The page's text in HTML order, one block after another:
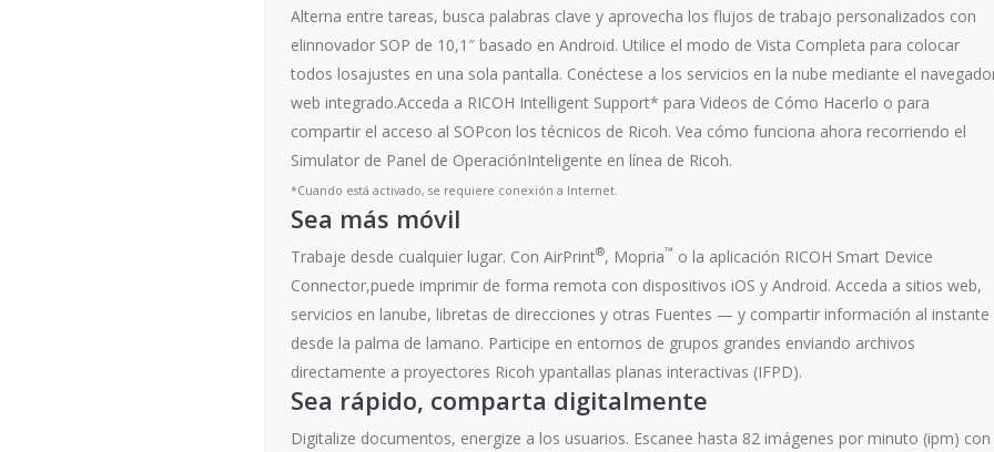
Alterna entre tareas, busca palabras clave y aprovecha los flujos de trabajo personalizados con
elinnovador SOP de 10,1″ basado en Android. Utilice el modo de Vista Completa para colocar
todos losajustes en una sola pantalla. Conéctese a los servicios en la nube mediante el
web integrado.Acceda a RICOH Intelligent Support* para Videos de Cómo Hacerlo o para
compartir el acceso al SOPcon los técnicos de Ricoh. Vea cómo funciona ahora recorriendo el
Simulator de Panel de OperaciónInteligente en línea de Ricoh.
*Cuando está activado, se requiere conexión a Internet.
Sea más móvil
Trabaje desde cualquier lugar. Con AirPrint®, Mopria™ o la aplicación RICOH Smart Device
Connector,puede imprimir de forma remota con dispositivos iOS y Android. Acceda a sitios web,
servicios en lanube, libretas de direcciones y otras Fuentes — y compartir información al instante
desde la palma de lamano. Participe en entornos de grupos grandes enviando archivos
directamente a proyectores Ricoh ypantallas planas interactivas (IFPD).
Sea rápido, comparta digitalmente
Digitalize documentos, energize a los usuarios. Escanee hasta 82 imágenes por minuto (ipm) con